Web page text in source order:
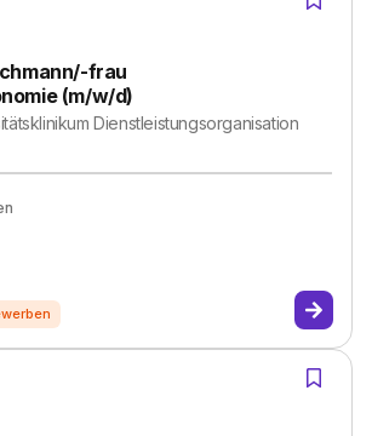
frau
(m/w/d)
Dienstleistungsorganisation